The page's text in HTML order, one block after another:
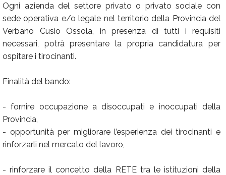
Ogni azienda del settore privato o privato sociale con
sede operativa e/o legale nel territorio della Provincia del
Verbano Cusio Ossola, in presenza di tutti i requisiti
necessari, potrà presentare la propria candidatura per
ospitare i tirocinanti.
Finalità del bando:
- fornire occupazione a disoccupati e inoccupati della
Provincia,
- opportunità per migliorare l’esperienza dei tirocinanti e
rinforzarli nel mercato del lavoro,
- rinforzare il concetto della RETE tra le istituzioni della